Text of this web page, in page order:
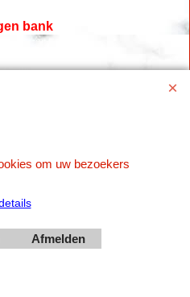
bank
webwinkel
om uw bezoekers
Afmelden